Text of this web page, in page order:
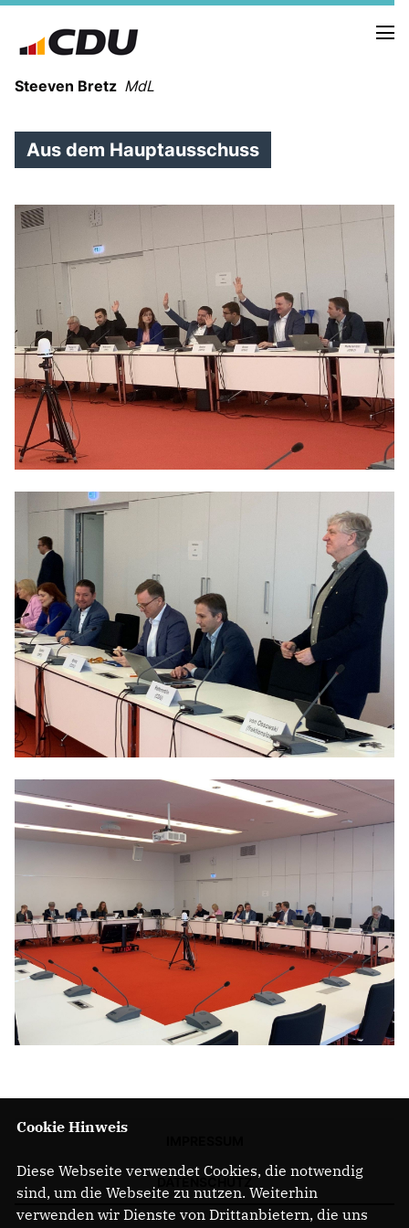
Steeven Bretz MdL
WAHLKREISBESUCHE
PRESSEFOTOS
MEIN BÜRGERBÜRO
MEIN WAHLKREIS
ZIELE
Redebeiträge
Anträge CDU
CDU Deutschland
CDU Fraktion im Brandenburger Landtag
CDU Brandenburg
Aus dem Hauptausschuss
Cookie Hinweis
Diese Webseite verwendet Cookies, die notwendig
sind, um die Webseite zu nutzen. Weiterhin
verwenden wir Dienste von Drittanbietern, die uns